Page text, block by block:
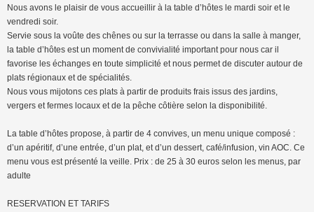
Nous avons le plaisir de vous accueillir à la table d’hôtes le mardi soir et le
vendredi soir.
Servie sous la voûte des chênes ou sur la terrasse ou dans la salle à manger,
la table d’hôtes est un moment de convivialité important pour nous car il
favorise les échanges en toute simplicité et nous permet de discuter autour de
plats régionaux et de spécialités.
Nous vous mijotons ces plats à partir de produits frais issus des jardins,
vergers et fermes locaux et de la pêche côtière selon la disponibilité.
La table d’hôtes propose, à partir de 4 convives, un menu unique composé :
d’un apéritif, d’une entrée, d’un plat, et d’un dessert, café/infusion, vin AOC. Ce
menu vous est présenté la veille. Prix : de 25 à 30 euros selon les menus, par
adulte
RESERVATION ET TARIFS